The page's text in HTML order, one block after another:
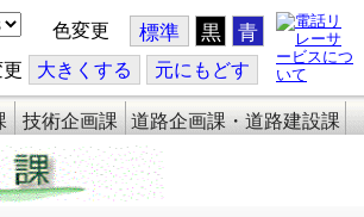
色変更 標準 黒 青
大きくする 元にもどす
技術企画課 道路企画課・道路建設課